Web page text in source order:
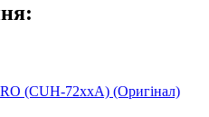
(CUH-72xxA) (Оригінал)